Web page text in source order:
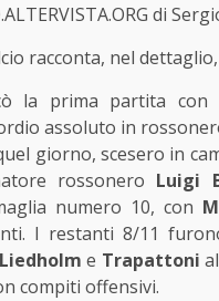
di
racconta, nel
la prima partita con
assoluto in
giorno, scesero in
rossonero Luigi
numero 10, con
I restanti 8/11
Liedholm e Trapattoni
compiti offensivi.